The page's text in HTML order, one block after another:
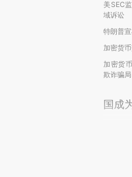
美SEC
域诉讼
特朗普
加密货
加密货
欺诈骗局
国成